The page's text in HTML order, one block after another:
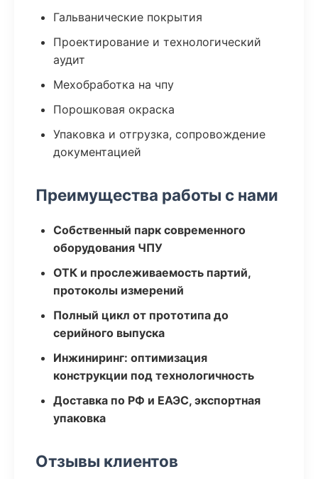
Гальванические покрытия
Проектирование и технологический
аудит
Мехобработка на чпу
Порошковая окраска
Упаковка и отгрузка, сопровождение
документацией
Преимущества работы с нами
Собственный парк современного
оборудования ЧПУ
ОТК и прослеживаемость партий,
протоколы измерений
Полный цикл от прототипа до
серийного выпуска
Инжиниринг: оптимизация
конструкции под технологичность
Доставка по РФ и ЕАЭС, экспортная
упаковка
Отзывы клиентов